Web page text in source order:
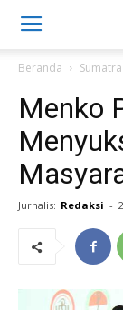
Beranda
Menko
Jurnalis: Redaksi -